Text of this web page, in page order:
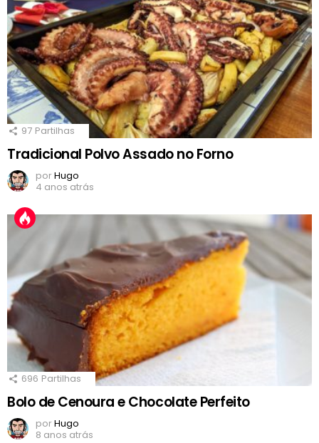
97 Partilhas
Tradicional Polvo Assado no Forno
porHugo
4 anos atrás
696 Partilhas
Bolo de Cenoura e Chocolate Perfeito
porHugo
8 anos atrás